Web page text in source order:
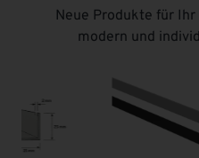
Neue Produkte für
modern und